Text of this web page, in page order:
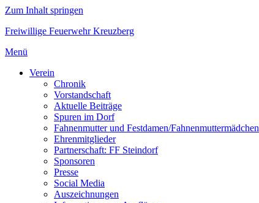
Zum Inhalt springen
Freiwillige Feuerwehr Kreuzberg
Menü
Verein
Chronik
Vorstandschaft
Aktuelle Beiträge
Spuren im Dorf
Fahnenmutter und Festdamen/Fahnenmuttermädchen
Ehrenmitglieder
Partnerschaft: FF Steindorf
Sponsoren
Presse
Social Media
Auszeichnungen